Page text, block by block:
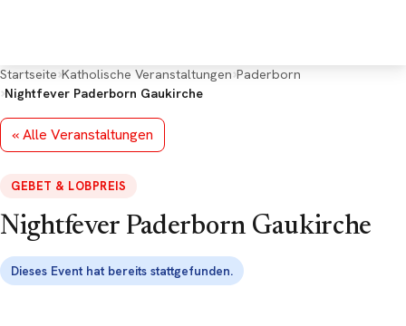
Startseite Katholische Veranstaltungen Paderborn
Nightfever Paderborn Gaukirche
« Alle Veranstaltungen
GEBET & LOBPREIS
Nightfever Paderborn Gaukirche
Dieses Event hat bereits stattgefunden.
Deine Rückmeldung *
E-Mail (optional, für Rückfragen)